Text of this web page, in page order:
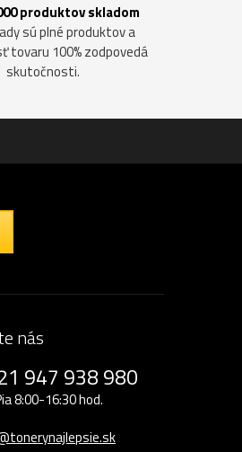
produktov skladom
sú plné produktov a
tovaru 100% zodpovedá
skutočnosti.
nás
947 938 980
8:00-16:30 hod.